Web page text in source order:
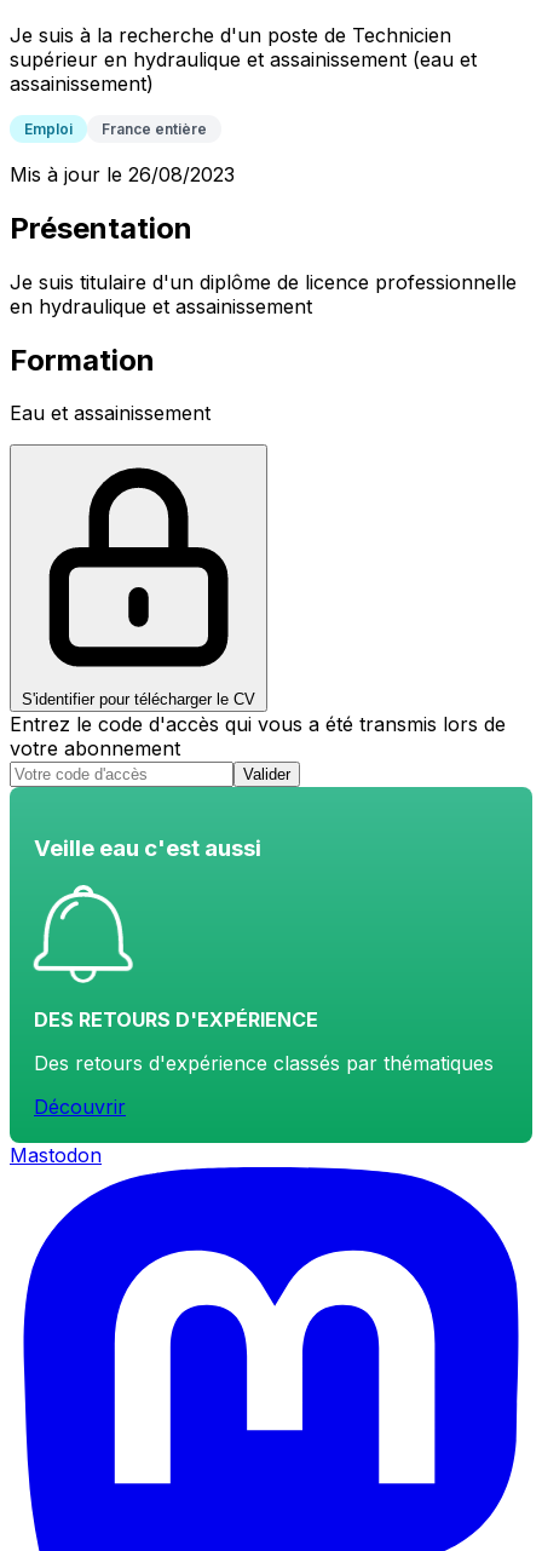
Je suis à la recherche d'un poste de Technicien
supérieur en hydraulique et assainissement (eau et
assainissement)
Emploi France entière
Mis à jour le 26/08/2023
Présentation
Je suis titulaire d'un diplôme de licence professionnelle
en hydraulique et assainissement
Formation
Eau et assainissement
S'identifier pour télécharger le CV
Entrez le code d'accès qui vous a été transmis lors de
votre abonnement
Valider
Veille eau c'est aussi
DES RETOURS D'EXPÉRIENCE
Des retours d'expérience classés par thématiques
Découvrir
Mastodon